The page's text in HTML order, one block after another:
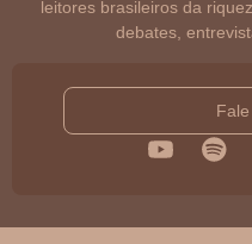
leitores brasileiros da
debates,